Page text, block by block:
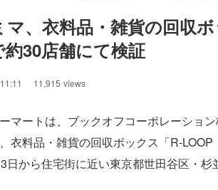
Unmute
マ、衣料品・雑貨の回収
約30店舗にて検証
11,915 views
マートは、ブックオフコーポレーショ
衣料品・雑貨の回収ボックス「R-
日から住宅街に近い東京都世田谷区・杉